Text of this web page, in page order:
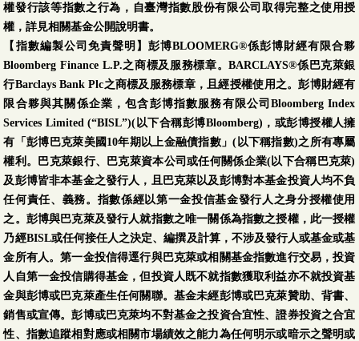
權發行該等指數之行為，自臺灣指數股份有限公司取得完整之使用授
權，詳見相關基金公開說明書。
【指數編製公司免責聲明】彭博BLOOMERG®係彭博財經有限合夥
Bloomberg Finance L.P.之商標及服務標章。BARCLAYS®係巴克萊銀
行Barclays Bank Plc之商標及服務標章，且經授權使用之。彭博財經有
限合夥與其關係企業，包含彭博指數服務有限公司Bloomberg Index
Services Limited (“BISL”)(以下合稱彭博Bloomberg)，或彭博授權人擁
有「彭博巴克萊美國10年期以上金融債指數」(以下稱指數)之所有專屬
權利。巴克萊銀行、巴克萊資本公司或任何關係企業(以下合稱巴克萊)
及彭博皆非本基金之發行人，且巴克萊以及彭博對本基金投資人均不負
任何責任、義務。指數係經以第一金投信基金發行人之身分授權使用
之。彭博與巴克萊及發行人就指數之唯一關係為指數之授權，此一授權
乃經BISL或任何接任人之決定、編撰及計算，不涉及發行人或基金或基
金所有人。第一金投信得逕行與巴克萊或相關基金指數進行交易，投資
人自第一金投信購得基金，但投資人既不就指數獲取利益亦不就投資基
金與彭博或巴克萊產生任何關聯。基金未經彭博或巴克萊贊助、背書、
銷售或宣傳。彭博或巴克萊均不對基金之投資合宜性、證券投資之合宜
性、指數追蹤相對應或相關市場績效之能力為任何明示或暗示之聲明或